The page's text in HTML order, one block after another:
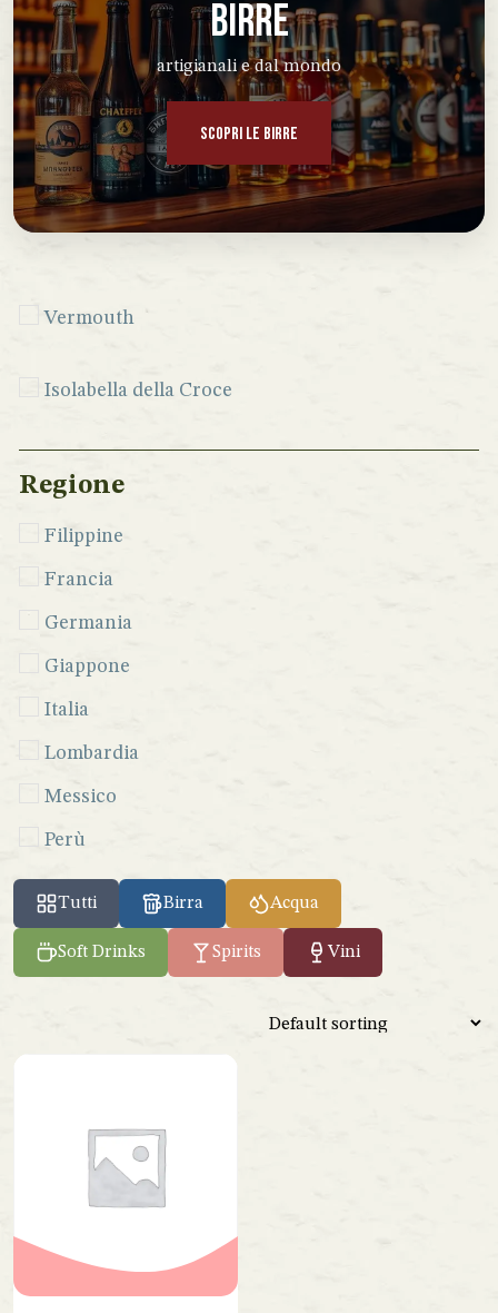
BIRRE
artigianali e dal mondo
SCOPRI LE BIRRE
Vermouth
Isolabella della Croce
Regione
Filippine
Francia
Germania
Giappone
Italia
Lombardia
Messico
Perù
Seychelles
Sicilia
Vietnam
Marche
Veneto
Tutti Birra Acqua
Soft Drinks Spirits Vini